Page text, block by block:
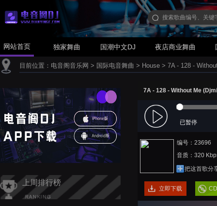
网站首页 独家舞曲 国潮中文DJ 夜店商业舞曲
目前位置： 电音阁音乐网 > 国际电音舞曲 > House > 7A - 128 -
上周排行榜
7A - 128 - Without Me
已暂停
编号：23696
音质：320
把这首歌分
立即下载